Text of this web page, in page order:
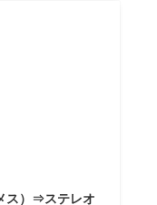
ス）⇒ステレオ